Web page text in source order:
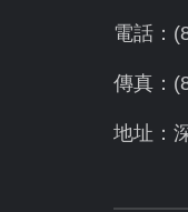
電話：
傳真：
地址：